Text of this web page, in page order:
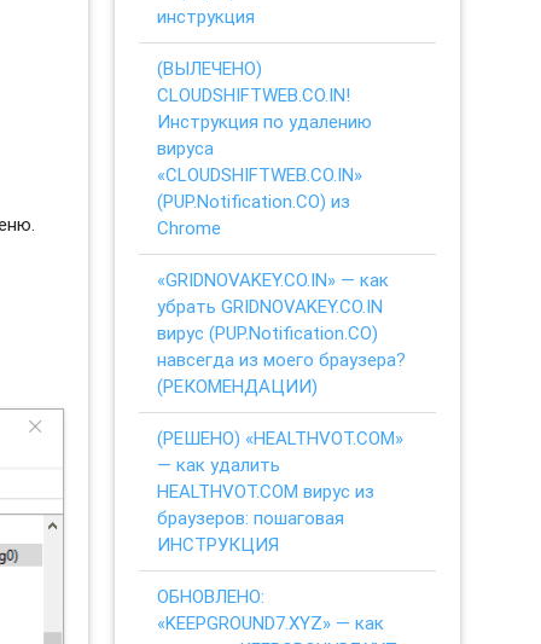
инструкция
(ВЫЛЕЧЕНО)
CLOUDSHIFTWEB.CO.IN!
Инструкция по удалению
вируса
«CLOUDSHIFTWEB.CO.IN»
(PUP.Notification.CO) из
Chrome
«GRIDNOVAKEY.CO.IN» — как
убрать GRIDNOVAKEY.CO.IN
вирус (PUP.Notification.CO)
навсегда из моего браузера?
(РЕКОМЕНДАЦИИ)
(РЕШЕНО) «HEALTHVOT.COM»
— как удалить
HEALTHVOT.COM вирус из
браузеров: пошаговая
ИНСТРУКЦИЯ
ОБНОВЛЕНО:
«KEEPGROUND7.XYZ» — как